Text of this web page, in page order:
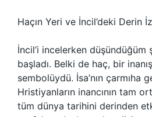
Haçın Yeri ve İncil’deki Derin İz
İncil’i incelerken
başladı. Belki de haç, bir
sembolüydü. İsa’nın çarmıha
Hristiyanların inancının tam
tüm dünya tarihini derinden